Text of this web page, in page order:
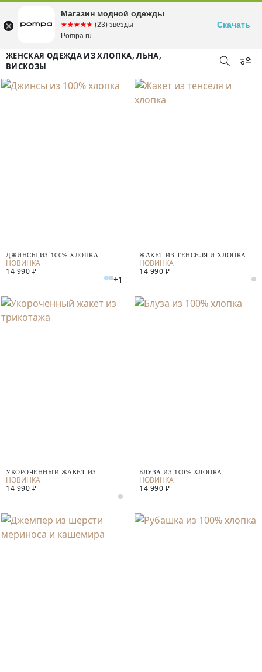
ЖЕНСКАЯ ОДЕЖДА ИЗ ХЛОПКА, ЛЬНА,
ВИСКОЗЫ
ДЖИНСЫ ИЗ 100% ХЛОПКА
14 990 ₽
+1
ЖАКЕТ ИЗ ТЕНСЕЛЯ И ХЛОПКА
14 990 ₽
УКОРОЧЕННЫЙ ЖАКЕТ ИЗ
ТРИКОТАЖА
14 990 ₽
БЛУЗА ИЗ 100% ХЛОПКА
14 990 ₽
Магазин модной одежды
☆☆☆☆☆
★★★★★ (23) звезды
Pompa.ru
Скачать